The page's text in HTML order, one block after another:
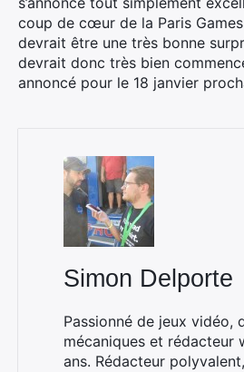
coup de cœur de la Paris
devrait être une très bonne
devrait donc très bien
annoncé pour le 18 janvier
Simon Delporte
Passionné de jeux vidéo,
mécaniques et rédacteur
ans. Rédacteur